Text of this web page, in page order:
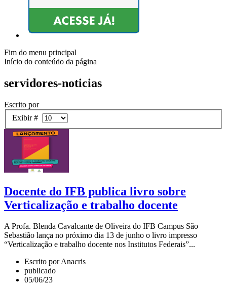
Fim do menu principal
Início do conteúdo da página
servidores-noticias
Escrito por
Exibir #
Docente do IFB publica livro sobre
Verticalização e trabalho docente
A Profa. Blenda Cavalcante de Oliveira do IFB Campus São
Sebastião lança no próximo dia 13 de junho o livro impresso
“Verticalização e trabalho docente nos Institutos Federais”...
Escrito por Anacris
publicado
05/06/23